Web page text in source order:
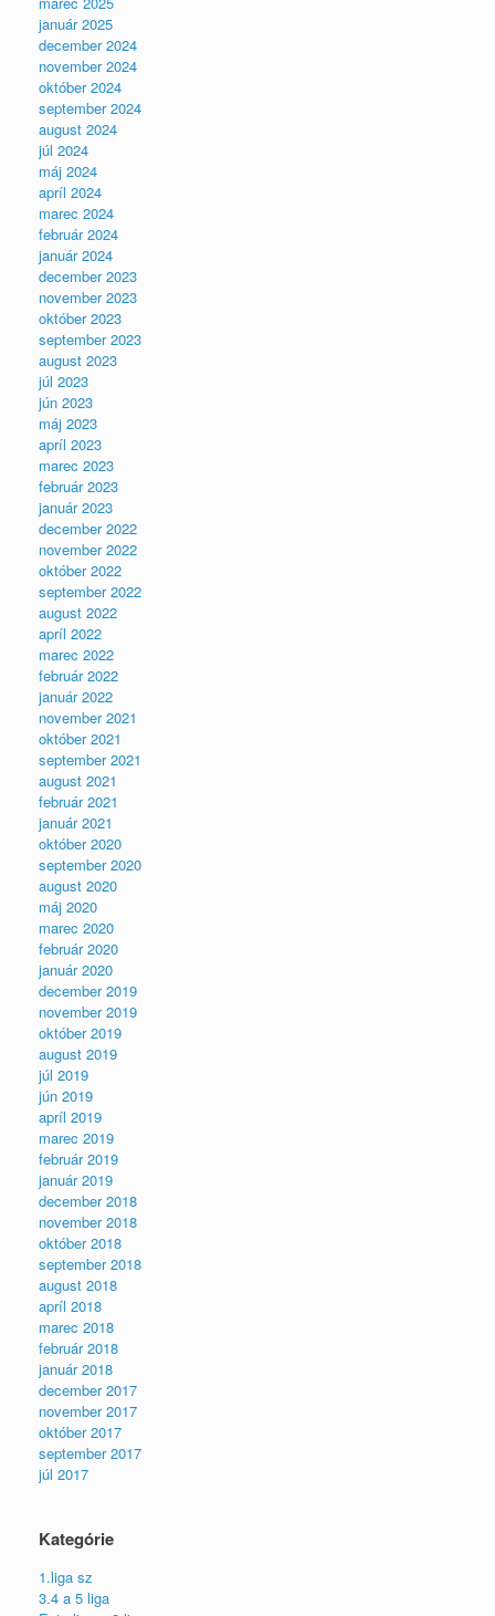
január 2025
december 2024
november 2024
október 2024
september 2024
august 2024
júl 2024
máj 2024
apríl 2024
marec 2024
február 2024
január 2024
december 2023
november 2023
október 2023
september 2023
august 2023
júl 2023
jún 2023
máj 2023
apríl 2023
marec 2023
február 2023
január 2023
december 2022
november 2022
október 2022
september 2022
august 2022
apríl 2022
marec 2022
február 2022
január 2022
november 2021
október 2021
september 2021
august 2021
február 2021
január 2021
október 2020
september 2020
august 2020
máj 2020
marec 2020
február 2020
január 2020
december 2019
november 2019
október 2019
august 2019
júl 2019
jún 2019
apríl 2019
marec 2019
február 2019
január 2019
december 2018
november 2018
október 2018
september 2018
august 2018
apríl 2018
marec 2018
február 2018
január 2018
december 2017
november 2017
október 2017
september 2017
júl 2017
Kategórie
1.liga sz
3.4 a 5 liga